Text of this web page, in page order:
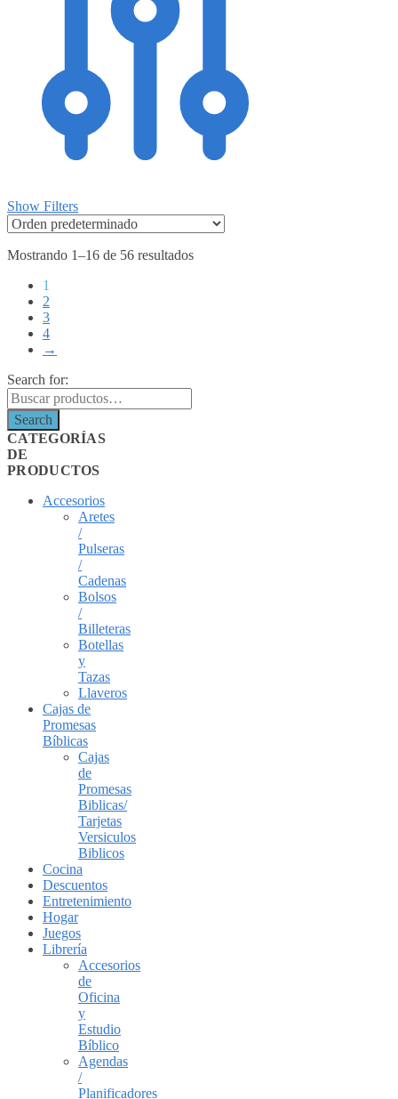
Show Filters
Mostrando 1–16 de 56 resultados
1
2
3
4
→
Search for:
Search
CATEGORÍAS
DE
PRODUCTOS
Accesorios
Aretes
/
Pulseras
/
Cadenas
Bolsos
/
Billeteras
Botellas
y
Tazas
Llaveros
Cajas de
Promesas
Bíblicas
Cajas
de
Promesas
Biblicas/
Tarjetas
Versiculos
Biblicos
Cocina
Descuentos
Entretenimiento
Hogar
Juegos
Librería
Accesorios
de
Oficina
y
Estudio
Bíblico
Agendas
/
Planificadores